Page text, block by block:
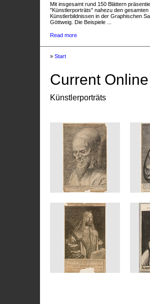
Mit insgesamt rund 150 Blättern
"Künstlerporträts" nahezu den gesamten
Künstlerbildnissen in der Graphischen
Göttweig. Die Beispiele ...
Read more
» Start
Current
Künstlerporträts